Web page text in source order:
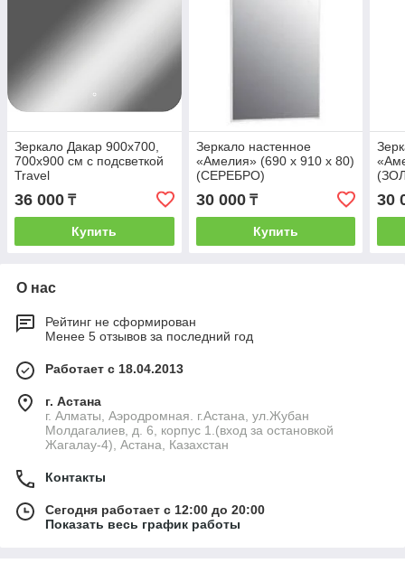
Зеркало Дакар 900х700,
700х900 см с подсветкой
Travel
36 000 ₸
Купить
Зеркало настенное
«Амелия» (690 х 910 х 80)
(СЕРЕБРО)
30 000₸
Купить
30
О нас
Рейтинг не сформирован
Менее 5 отзывов за последний год
Работает с 18.04.2013
г. Астана
г. Алматы, Аэродромная. г.Астана, ул.Жубан
Молдагалиев, д. 6, корпус 1.(вход за остановкой
Жагалау-4), Астана, Казахстан
Контакты
Сегодня работает с 12:00 до 20:00
Показать весь график работы